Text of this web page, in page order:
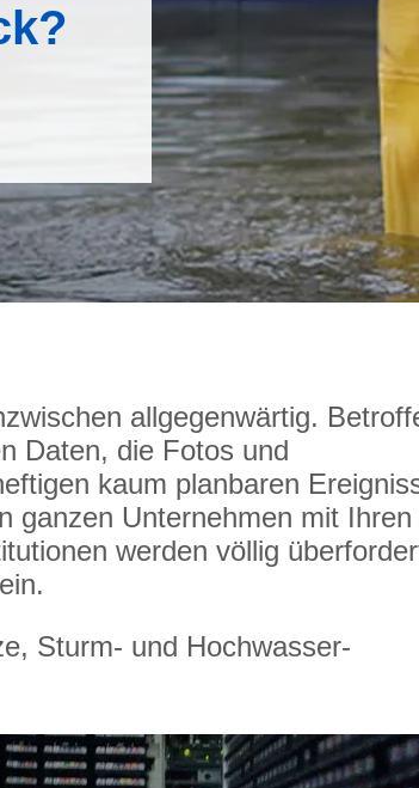
allgegenwärtig.
Daten, die Fotos und
kaum planbaren
ganzen Unternehmen mit Ihren
werden völlig
Sturm- und Hochwasser-